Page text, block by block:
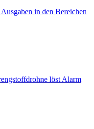
in den Bereichen
löst Alarm